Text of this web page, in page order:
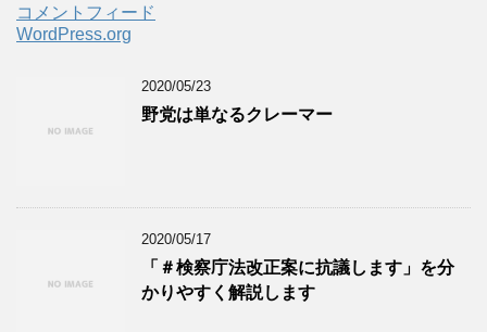
コメントフィード
WordPress.org
2020/05/23
野党は単なるクレーマー
2020/05/17
「＃検察庁法改正案に抗議します」を分
かりやすく解説します